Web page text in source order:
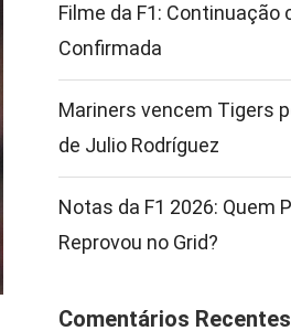
Filme da F1: Continuação
Confirmada
Mariners vencem Tigers
de Julio Rodríguez
Notas da F1 2026: Quem
Reprovou no Grid?
Comentários Recentes